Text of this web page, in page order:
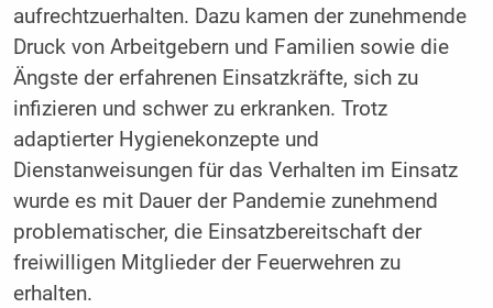
aufrechtzuerhalten. Dazu kamen der zunehmende
Druck von Arbeitgebern und Familien sowie die
Ängste der erfahrenen Einsatzkräfte, sich zu
infizieren und schwer zu erkranken. Trotz
adaptierter Hygienekonzepte und
Dienstanweisungen für das Verhalten im Einsatz
wurde es mit Dauer der Pandemie zunehmend
problematischer, die Einsatzbereitschaft der
freiwilligen Mitglieder der Feuerwehren zu
erhalten.